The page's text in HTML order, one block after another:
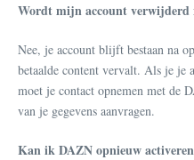
Wordt mijn account verwijderd
Nee, je account blijft bestaan na
betaalde content vervalt. Als je
moet je contact opnemen met de
van je gegevens aanvragen.
Kan ik DAZN opnieuw